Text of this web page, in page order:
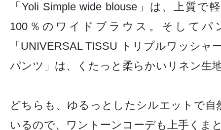
「Yoli Simple wide blouse」は、上質で
100％のワイドブラウス。そしてパ
「 UNIVERSAL TISSU
トリプルワッシャ
パンツ 」は、くたっと柔らかいリネン生
どちらも、ゆるっとしたシルエットで自
いるので、ワントーンコーデも上手くま